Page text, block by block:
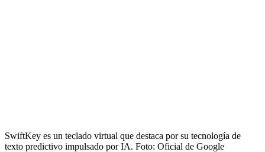
SwiftKey es un teclado virtual que destaca por su tecnología de
texto predictivo impulsado por IA. Foto: Oficial de Google